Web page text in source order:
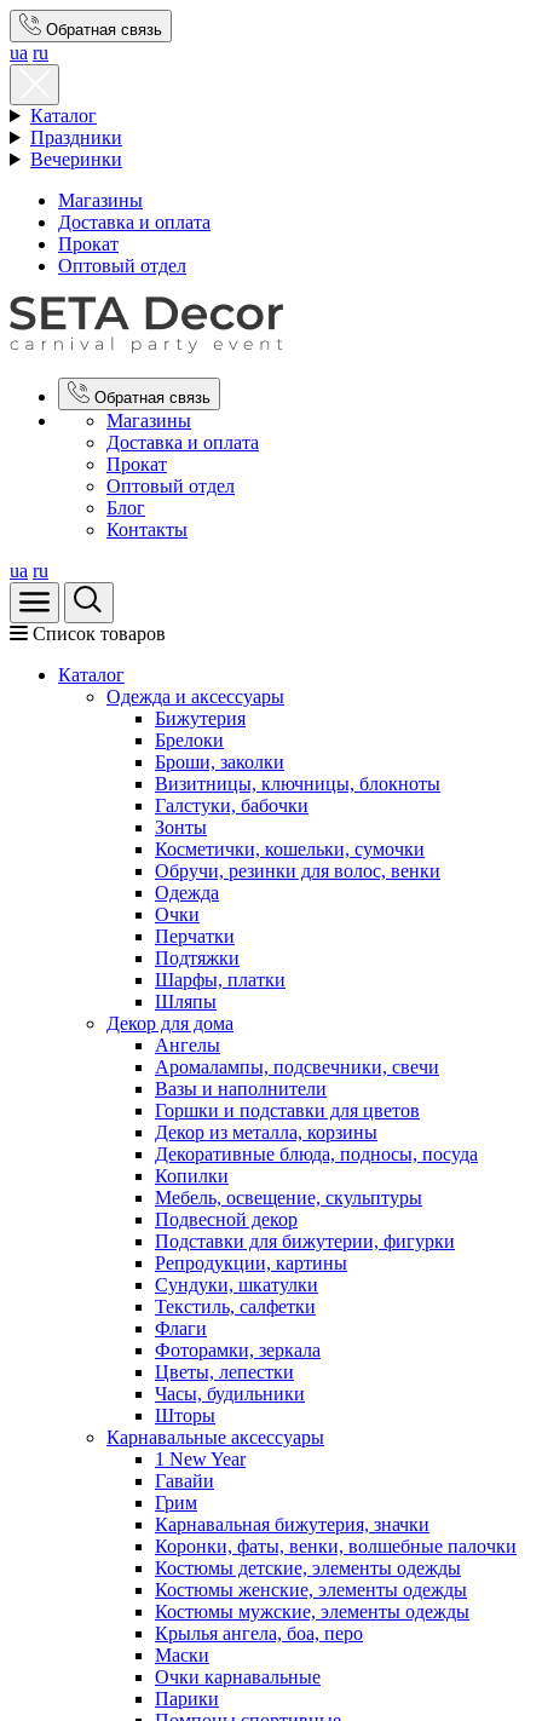
Обратная связь
ua ru
Каталог
Праздники
Вечеринки
Магазины
Доставка и оплата
Прокат
Оптовый отдел
Обратная связь
Магазины
Доставка и оплата
Прокат
Оптовый отдел
Блог
Контакты
ua ru
Список товаров
Каталог
Oдежда и аксессуары
Бижутерия
Брелоки
Броши, заколки
Визитницы, ключницы, блокноты
Галстуки, бабочки
Зонты
Косметички, кошельки, сумочки
Обручи, резинки для волос, венки
Одежда
Очки
Перчатки
Подтяжки
Шарфы, платки
Шляпы
Декор для дома
Ангелы
Аромалампы, подсвечники, свечи
Вазы и наполнители
Горшки и подставки для цветов
Декор из металла, корзины
Декоративные блюда, подносы, посуда
Копилки
Мебель, освещение, скульптуры
Подвесной декор
Подставки для бижутерии, фигурки
Репродукции, картины
Сундуки, шкатулки
Текстиль, салфетки
Флаги
Фоторамки, зеркала
Цветы, лепестки
Часы, будильники
Шторы
Карнавальные аксессуары
1 New Year
Гавайи
Грим
Карнавальная бижутерия, значки
Коронки, фаты, венки, волшебные палочки
Костюмы детские, элементы одежды
Костюмы женские, элементы одежды
Костюмы мужские, элементы одежды
Крылья ангела, боа, перо
Маски
Очки карнавальные
Парики